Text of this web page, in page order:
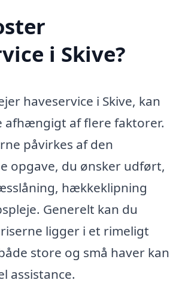
i Skive?
haveservice i Skive, kan
afhængigt af flere faktorer.
påvirkes af den
opgave, du ønsker udført,
hækkeklipning
Generelt kan du
ligger i et rimeligt
store og små haver kan
assistance.